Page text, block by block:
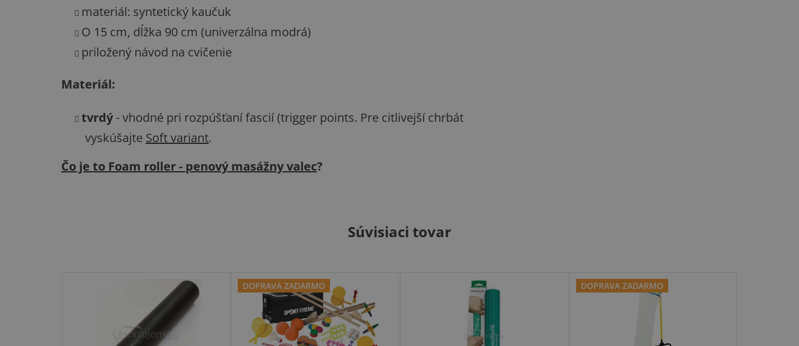
materiál: syntetický kaučuk
O 15 cm, dĺžka 90 cm (univerzálna modrá)
priložený návod na cvičenie
Materiál:
tvrdý - vhodné pri rozpúšťaní fascií (trigger points. Pre citlivejší chrbát
vyskúšajte Soft variant.
Čo je to Foam roller - penový masážny valec?
Súvisiaci tovar
DOPRAVA ZADARMO DOPRAVA ZADARMO